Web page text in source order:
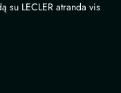
su LECLER atranda vis